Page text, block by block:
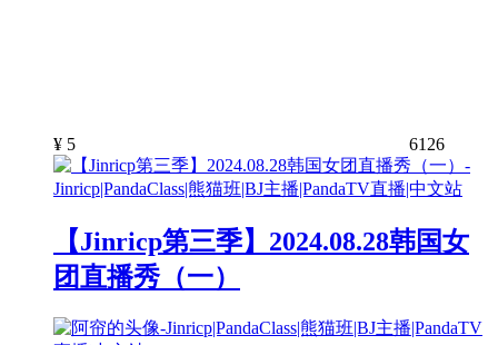
¥ 5 6126
【Jinricp第三季】2024.08.28韩国女
团直播秀（一）